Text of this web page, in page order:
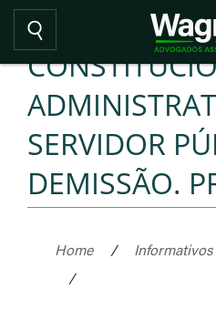
SERVIDOR
DEMISSÃO.
Home / Informativos
/